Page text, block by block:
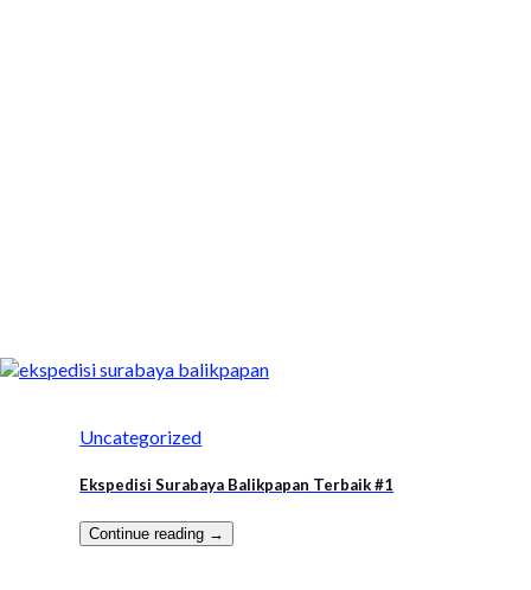
Uncategorized
Ekspedisi Surabaya Balikpapan Terbaik #1
Continue reading →